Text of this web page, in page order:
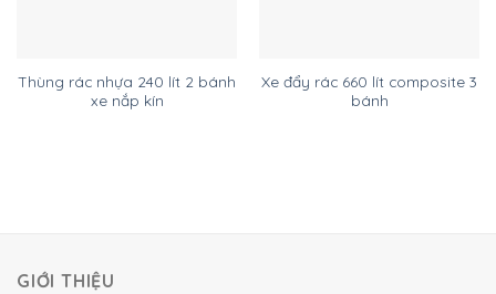
Thùng rác nhựa 240 lít 2 bánh
xe nắp kín
Xe đẩy rác 660 lít composite 3
bánh
GIỚI THIỆU